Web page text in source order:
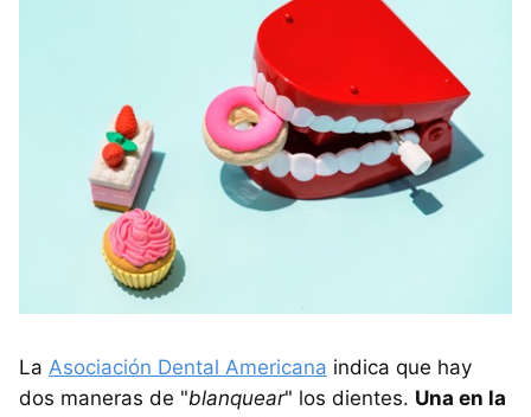
La Asociación Dental Americana indica que hay
dos maneras de "blanquear" los dientes. Una en la